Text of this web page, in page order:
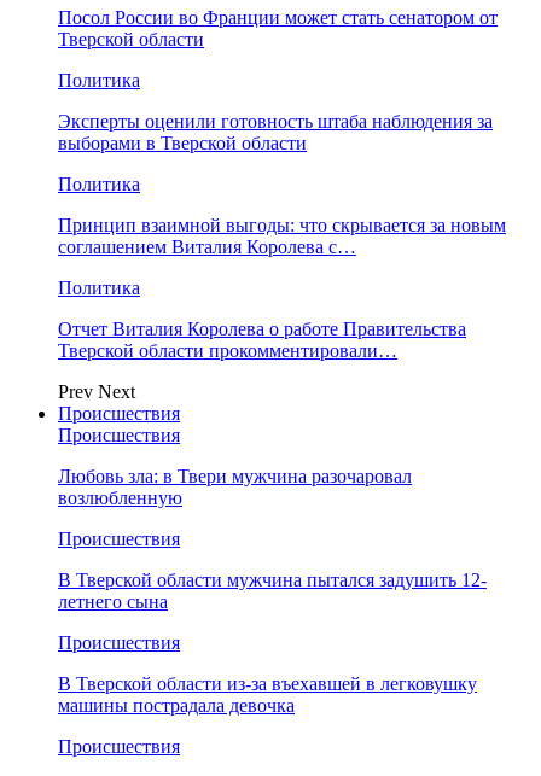
Посол России во Франции может стать сенатором от
Тверской области
Политика
Эксперты оценили готовность штаба наблюдения за
выборами в Тверской области
Политика
Принцип взаимной выгоды: что скрывается за новым
соглашением Виталия Королева с…
Политика
Отчет Виталия Королева о работе Правительства
Тверской области прокомментировали…
Prev Next
Происшествия
Происшествия
Любовь зла: в Твери мужчина разочаровал
возлюбленную
Происшествия
В Тверской области мужчина пытался задушить 12-
летнего сына
Происшествия
В Тверской области из-за въехавшей в легковушку
машины пострадала девочка
Происшествия